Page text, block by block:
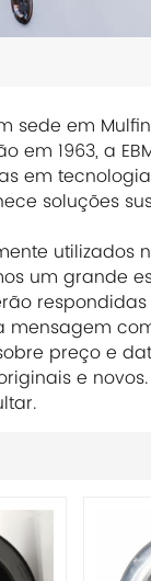
em
em 1963, a
em
soluções
um grande
preço e
e